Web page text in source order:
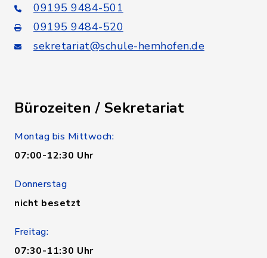
09195 9484-501
09195 9484-520
sekretariat@schule-hemhofen.de
Bürozeiten / Sekretariat
Montag bis Mittwoch:
07:00-12:30 Uhr
Donnerstag
nicht besetzt
Freitag:
07:30-11:30 Uhr